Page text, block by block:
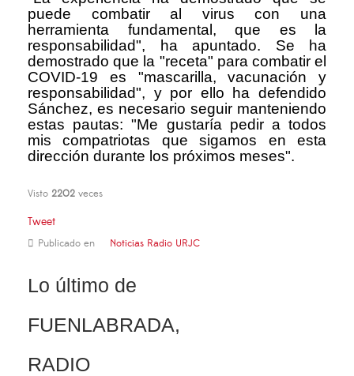
puede combatir al virus con una
herramienta fundamental, que es la
responsabilidad", ha apuntado. Se ha
demostrado que la "receta" para combatir el
COVID-19 es "mascarilla, vacunación y
responsabilidad", y por ello ha defendido
Sánchez, es necesario seguir manteniendo
estas pautas: "Me gustaría pedir a todos
mis compatriotas que sigamos en esta
dirección durante los próximos meses".
Visto 2202 veces
Tweet
Publicado en Noticias Radio URJC
Lo último de
FUENLABRADA,
RADIO